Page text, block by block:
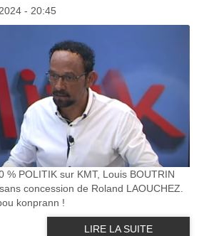
- 20:45
% POLITIK sur KMT, Louis BOUTRIN
concession de Roland LAOUCHEZ.
konprann !
LIRE LA SUITE